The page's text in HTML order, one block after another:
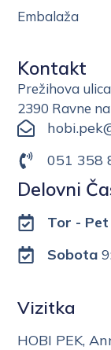
Embalaža
Kontakt
Prežihova
2390 Ravne
051 358
Delovni
Tor - Pet
Sobota
Vizitka
HOBI PEK,